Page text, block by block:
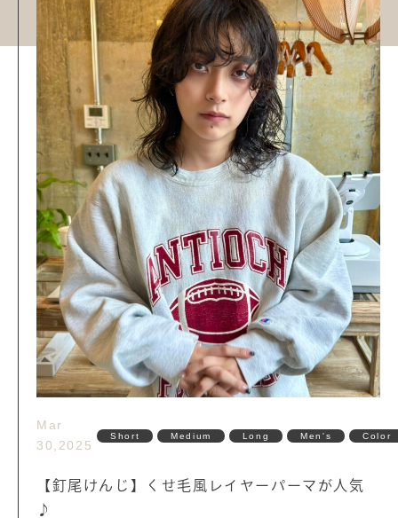
Mar
30,2025
Short Medium Long Men's Color
【釘尾けんじ】くせ毛風レイヤーパーマが人気
♪